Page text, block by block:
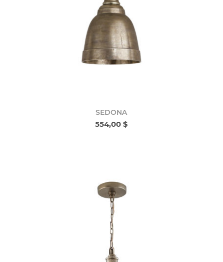
SEDONA
554,00 $